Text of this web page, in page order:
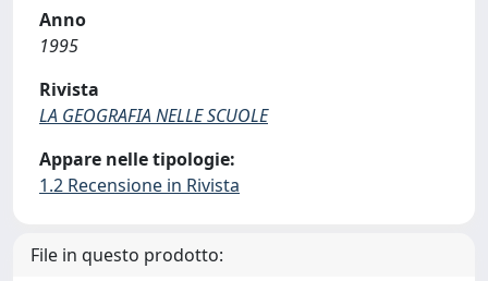
Anno
1995
Rivista
LA GEOGRAFIA NELLE SCUOLE
Appare nelle tipologie:
1.2 Recensione in Rivista
File in questo prodotto: